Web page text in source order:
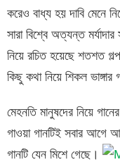
করেও বাধ্য হয় দাবি মেনে
সারা বিশ্বে অত্যন্ত
নিয়ে রচিত হয়েছে শতশত
কিছু কথা নিয়ে শিকল
মেহনতি মানুষদের নিয়ে
গাওয়া গানটিই সবার আগে
গানটি যেন মিশে গেছে।